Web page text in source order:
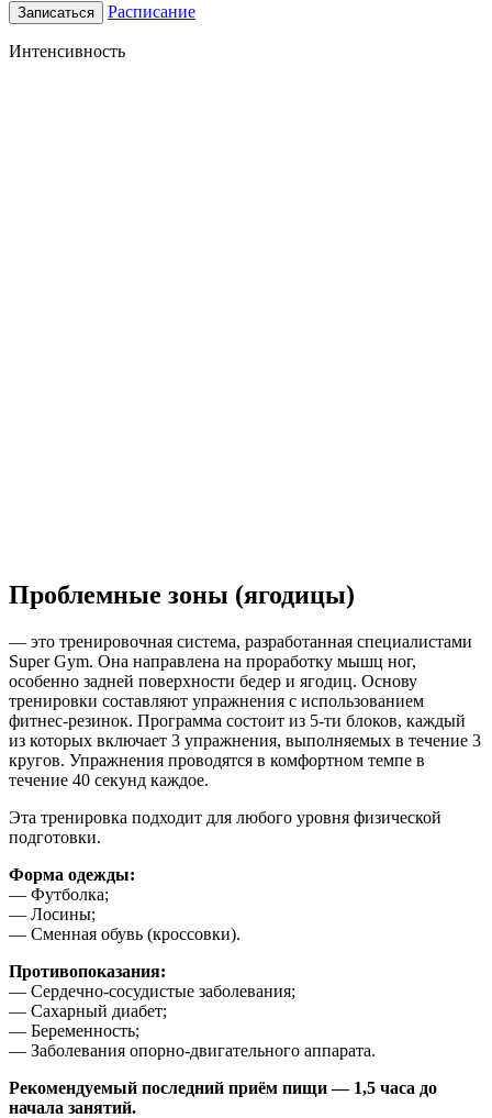
Записаться Расписание
Интенсивность
Проблемные зоны (ягодицы)
— это тренировочная система, разработанная специалистами
Super Gym. Она направлена на проработку мышц ног,
особенно задней поверхности бедер и ягодиц. Основу
тренировки составляют упражнения с использованием
фитнес-резинок. Программа состоит из 5-ти блоков, каждый
из которых включает 3 упражнения, выполняемых в течение 3
кругов. Упражнения проводятся в комфортном темпе в
течение 40 секунд каждое.
Эта тренировка подходит для любого уровня физической
подготовки.
Форма одежды:
— Футболка;
— Лосины;
— Сменная обувь (кроссовки).
Противопоказания:
— Сердечно-сосудистые заболевания;
— Сахарный диабет;
— Беременность;
— Заболевания опорно-двигательного аппарата.
Рекомендуемый последний приём пищи — 1,5 часа до
начала занятий.